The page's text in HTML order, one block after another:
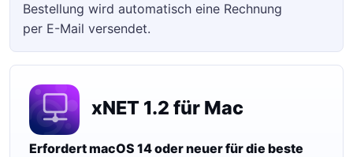
Bestellung wird automatisch eine Rechnung
per E-Mail versendet.
xNET 1.2 für Mac
Erfordert macOS 14 oder neuer für die beste